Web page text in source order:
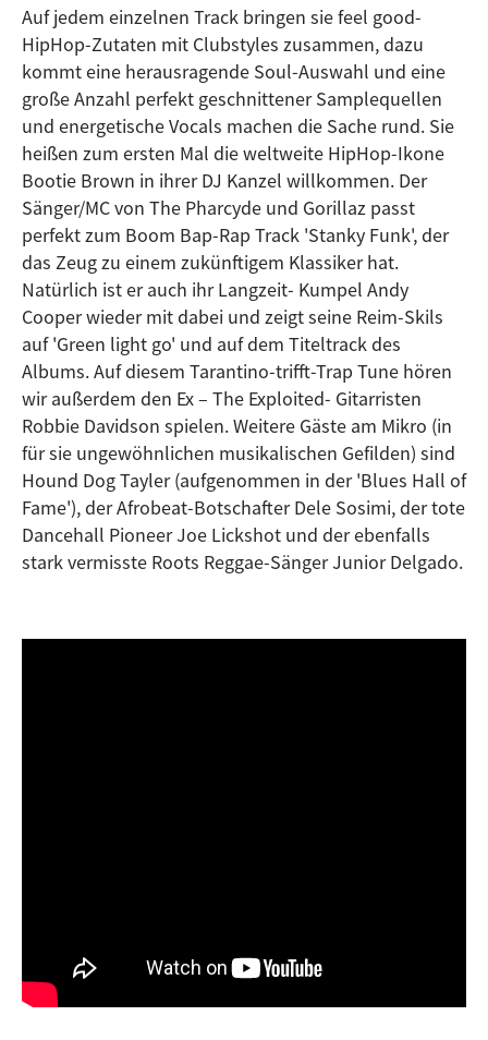
Auf jedem einzelnen Track bringen sie feel good-
HipHop-Zutaten mit Clubstyles zusammen, dazu
kommt eine herausragende Soul-Auswahl und eine
große Anzahl perfekt geschnittener Samplequellen
und energetische Vocals machen die Sache rund. Sie
heißen zum ersten Mal die weltweite HipHop-Ikone
Bootie Brown in ihrer DJ Kanzel willkommen. Der
Sänger/MC von The Pharcyde und Gorillaz passt
perfekt zum Boom Bap-Rap Track 'Stanky Funk', der
das Zeug zu einem zukünftigem Klassiker hat.
Natürlich ist er auch ihr Langzeit- Kumpel Andy
Cooper wieder mit dabei und zeigt seine Reim-Skils
auf 'Green light go' und auf dem Titeltrack des
Albums. Auf diesem Tarantino-trifft-Trap Tune hören
wir außerdem den Ex – The Exploited- Gitarristen
Robbie Davidson spielen. Weitere Gäste am Mikro (in
für sie ungewöhnlichen musikalischen Gefilden) sind
Hound Dog Tayler (aufgenommen in der 'Blues Hall of
Fame'), der Afrobeat-Botschafter Dele Sosimi, der tote
Dancehall Pioneer Joe Lickshot und der ebenfalls
stark vermisste Roots Reggae-Sänger Junior Delgado.